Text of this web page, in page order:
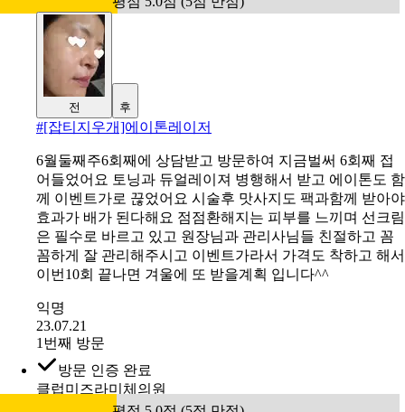
전 후
#[잡티지우개]에이톤레이저
6월둘째주6회째에 상담받고 방문하여 지금벌써 6회째 접
어들었어요 토닝과 듀얼레이져 병행해서 받고 에이톤도 함
께 이벤트가로 끊었어요 시술후 맛사지도 팩과함께 받아야
효과가 배가 된다해요 점점환해지는 피부를 느끼며 선크림
은 필수로 바르고 있고 원장님과 관리사님들 친절하고 꼼
꼼하게 잘 관리해주시고 이벤트가라서 가격도 착하고 해서
이번10회 끝나면 겨울에 또 받을계획 입니다^^
익명
23.07.21
1번째 방문
방문 인증 완료
클럽미즈라미체의원